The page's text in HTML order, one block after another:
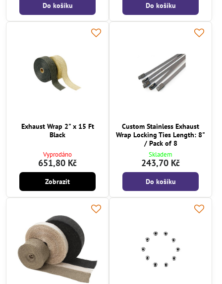
Do košíku Do košíku
Exhaust Wrap 2" x 15 Ft
Black
Vyprodáno
651,80 Kč
Zobrazit
Custom Stainless Exhaust
Wrap Locking Ties Length: 8"
/ Pack of 8
Skladem
243,70 Kč
Do košíku